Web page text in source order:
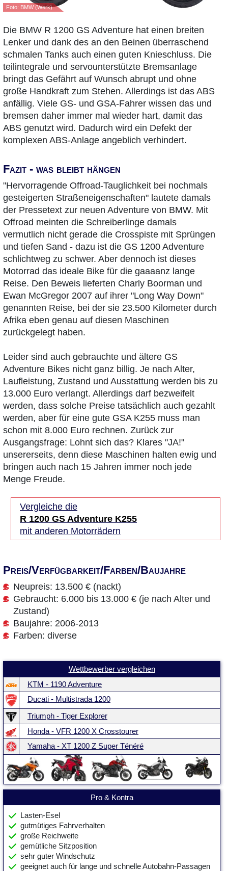
Foto: BMW (Werk)
Die BMW R 1200 GS Adventure hat einen breiten
Lenker und dank des an den Beinen überraschend
schmalen Tanks auch einen guten Knieschluss. Die
teilintegrale und servounterstützte Bremsanlage
bringt das Gefährt auf Wunsch abrupt und ohne
große Handkraft zum Stehen. Allerdings ist das ABS
anfällig. Viele GS- und GSA-Fahrer wissen das und
bremsen daher immer mal wieder hart, damit das
ABS genutzt wird. Dadurch wird ein Defekt der
komplexen ABS-Anlage angeblich verhindert.
Fazit - was bleibt hängen
"Hervorragende Offroad-Tauglichkeit bei nochmals
gesteigerten Straßeneigenschaften" lautete damals
der Pressetext zur neuen Adventure von BMW. Mit
Offroad meinten die Schreiberlinge damals
vermutlich nicht gerade die Crosspiste mit Sprüngen
und tiefen Sand - dazu ist die GS 1200 Adventure
schlichtweg zu schwer. Aber dennoch ist dieses
Motorrad das ideale Bike für die gaaaanz lange
Reise. Den Beweis lieferten Charly Boorman und
Ewan McGregor 2007 auf ihrer "Long Way Down"
genannten Reise, bei der sie 23.500 Kilometer durch
Afrika eben genau auf diesen Maschinen
zurückgelegt haben.
Leider sind auch gebrauchte und ältere GS
Adventure Bikes nicht ganz billig. Je nach Alter,
Laufleistung, Zustand und Ausstattung werden bis zu
13.000 Euro verlangt. Allerdings darf bezweifelt
werden, dass solche Preise tatsächlich auch gezahlt
werden, aber für eine gute GSA K255 muss man
schon mit 8.000 Euro rechnen. Zurück zur
Ausgangsfrage: Lohnt sich das? Klares "JA!"
unsererseits, denn diese Maschinen halten ewig und
bringen auch nach 15 Jahren immer noch jede
Menge Freude.
Vergleiche die
R 1200 GS Adventure K255
mit anderen Motorrädern
Preis/Verfügbarkeit/Farben/Baujahre
Neupreis: 13.500 € (nackt)
Gebraucht: 6.000 bis 13.000 € (je nach Alter und
Zustand)
Baujahre: 2006-2013
Farben: diverse
Wettbewerber vergleichen
KTM - 1190 Adventure
Ducati - Multistrada 1200
Triumph - Tiger Explorer
Honda - VFR 1200 X Crosstourer
Yamaha - XT 1200 Z Super Ténéré
Pro & Kontra
Lasten-Esel
gutmütiges Fahrverhalten
große Reichweite
gemütliche Sitzposition
sehr guter Windschutz
geeignet auch für lange und schnelle Autobahn-Passagen